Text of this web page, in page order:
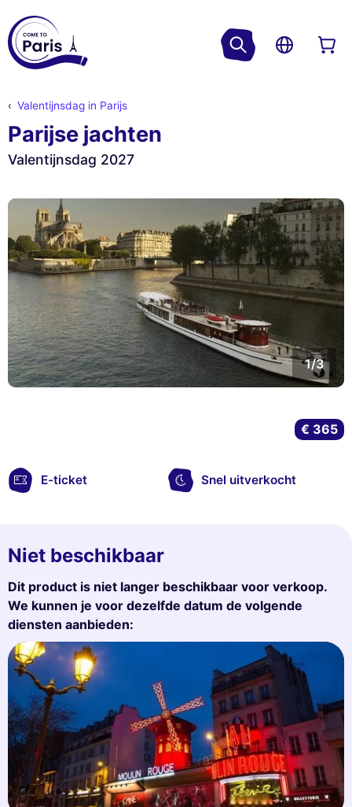
Valentijnsdag in Parijs
Parijse jachten
Valentijnsdag 2027
1/3
E-ticket Snel uitverkocht
€ 365
Niet beschikbaar
Dit product is niet langer beschikbaar voor verkoop.
We kunnen je voor dezelfde datum de volgende
diensten aanbieden: